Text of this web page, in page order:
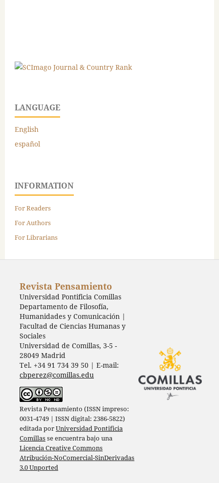
LANGUAGE
English
español
INFORMATION
For Readers
For Authors
For Librarians
Revista Pensamiento
Universidad Pontificia Comillas
Departamento de Filosofía,
Humanidades y Comunicación |
Facultad de Ciencias Humanas y
Sociales
Universidad de Comillas, 3-5 -
28049 Madrid
Tel. +34 91 734 39 50 | E-mail:
cbperez@comillas.edu
Revista Pensamiento (ISSN impreso:
0031-4749 | ISSN digital: 2386-5822)
editada porUniversidad Pontificia
Comillasse encuentra bajo una
Licencia Creative Commons
Atribución-NoComercial-SinDerivadas
3.0 Unported